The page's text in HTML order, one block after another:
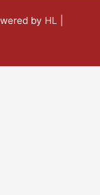
by HL